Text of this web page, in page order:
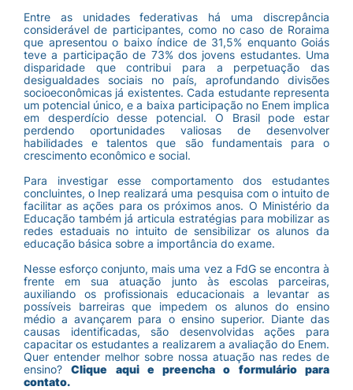
Entre as unidades federativas há uma discrepância
considerável de participantes, como no caso de Roraima
que apresentou o baixo índice de 31,5% enquanto Goiás
teve a participação de 73% dos jovens estudantes. Uma
disparidade que contribui para a perpetuação das
desigualdades sociais no país, aprofundando divisões
socioeconômicas já existentes. Cada estudante representa
um potencial único, e a baixa participação no Enem implica
em desperdício desse potencial. O Brasil pode estar
perdendo oportunidades valiosas de desenvolver
habilidades e talentos que são fundamentais para o
crescimento econômico e social.
Para investigar esse comportamento dos estudantes
concluintes, o Inep realizará uma pesquisa com o intuito de
facilitar as ações para os próximos anos. O Ministério da
Educação também já articula estratégias para mobilizar as
redes estaduais no intuito de sensibilizar os alunos da
educação básica sobre a importância do exame.
Nesse esforço conjunto, mais uma vez a FdG se encontra à
frente em sua atuação junto às escolas parceiras,
auxiliando os profissionais educacionais a levantar as
possíveis barreiras que impedem os alunos do ensino
médio a avançarem para o ensino superior. Diante das
causas identificadas, são desenvolvidas ações para
capacitar os estudantes a realizarem a avaliação do Enem.
Quer entender melhor sobre nossa atuação nas redes de
ensino?Clique aqui e preencha o formulário para
contato.